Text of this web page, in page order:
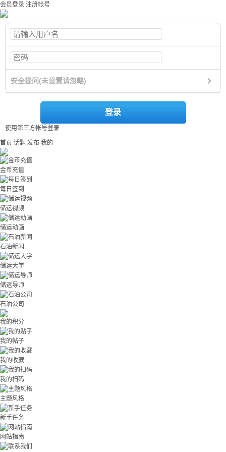
会员登录 注册帐号
安全提问(未设置请忽略)
登录
使用第三方帐号登录
首页 话题 发布 我的
金币充值
每日签到
储运视频
储运动画
石油新闻
储运大学
储运导师
石油公司
我的积分
我的帖子
我的收藏
我的扫码
主题风格
新手任务
网站指南